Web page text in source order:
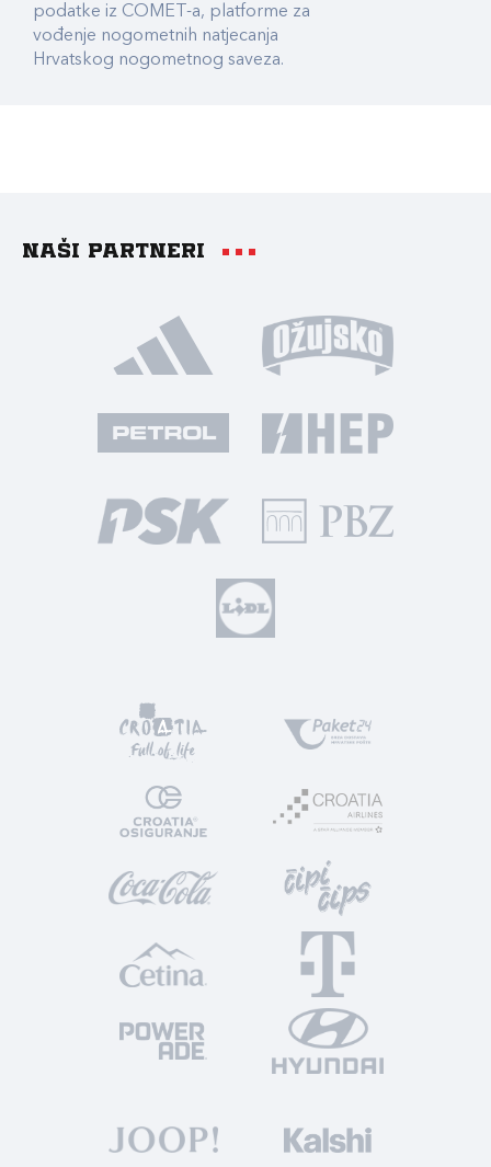
podatke iz COMET-a, platforme za
vođenje nogometnih natjecanja
Hrvatskog nogometnog saveza.
Naši partneri